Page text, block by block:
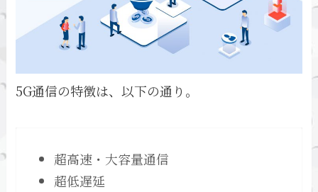
5G通信の特徴は、以下の通り。
超高速・大容量通信
超低遅延